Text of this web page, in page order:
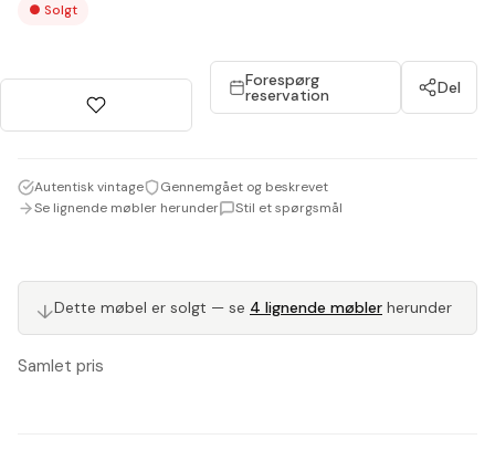
Samlet pris
● Solgt
Forespørg
reservation Del
Autentisk vintage
Gennemgået og beskrevet
Se lignende møbler herunder
Stil et spørgsmål
↓Dette møbel er solgt — se 4 lignende møbler herunder